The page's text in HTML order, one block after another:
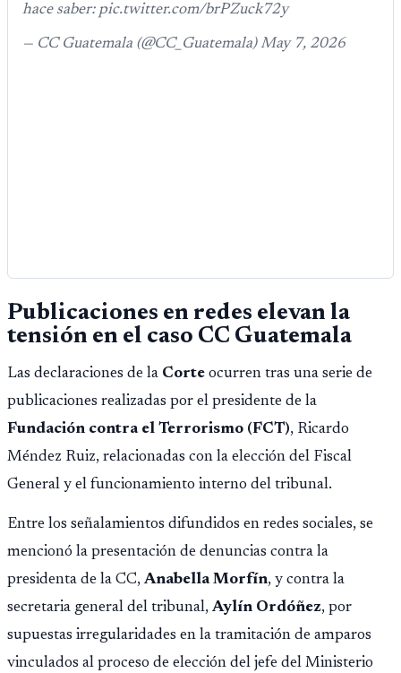
hace saber: pic.twitter.com/brPZuck72y
— CC Guatemala (@CC_Guatemala) May 7, 2026
Publicaciones en redes elevan la
tensión en el caso CC Guatemala
Las declaraciones de la Corte ocurren tras una serie de
publicaciones realizadas por el presidente de la
Fundación contra el Terrorismo (FCT), Ricardo
Méndez Ruiz, relacionadas con la elección del Fiscal
General y el funcionamiento interno del tribunal.
Entre los señalamientos difundidos en redes sociales, se
mencionó la presentación de denuncias contra la
presidenta de la CC,Anabella Morfín, y contra la
secretaria general del tribunal,Aylín Ordóñez, por
supuestas irregularidades en la tramitación de amparos
vinculados al proceso de elección del jefe del Ministerio